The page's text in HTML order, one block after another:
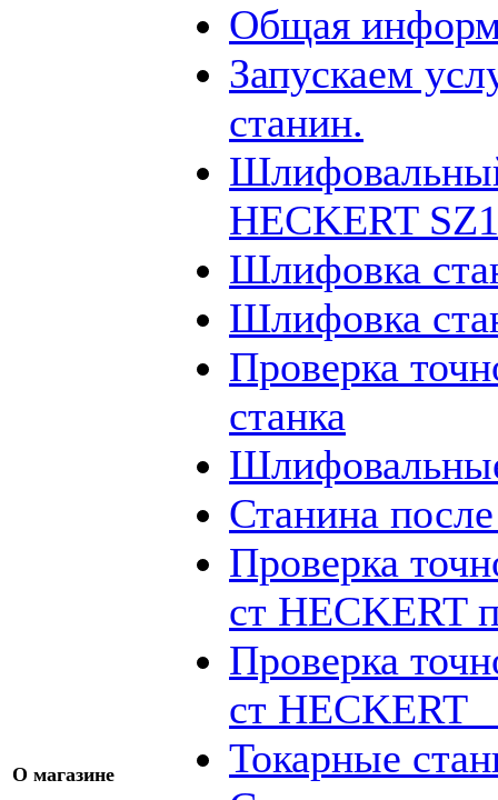
О магазине
Общая
Запускаем
станин.
HECKERT
Шлифовка
Шлифовка
Проверка
станка
Станина
Проверка
ст HECKERT
Проверка
ст HECKERT
Токарные